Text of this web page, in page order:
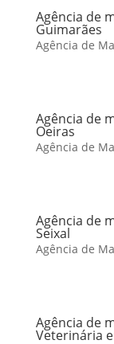
Agência de
Guimarães
Agência de
Agência de
Oeiras
Agência de
Agência de
Seixal
Agência de
Agência de
Veterinária